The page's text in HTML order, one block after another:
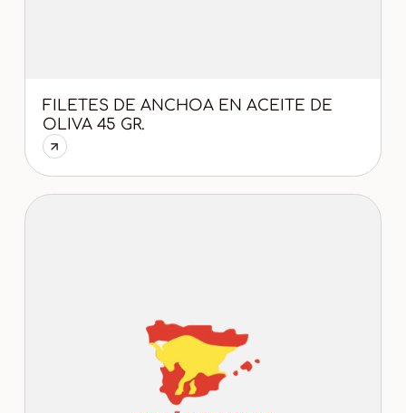
FILETES DE ANCHOA EN ACEITE DE
OLIVA 45 GR.